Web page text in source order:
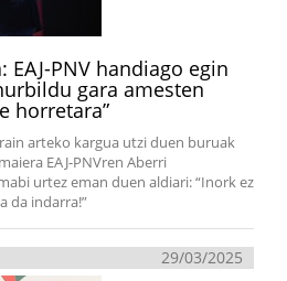
EAJ-PNV handiago egin
gara amesten
horretara”
arteko kargua utzi duen buruak
EAJ-PNVren Aberri
urtez eman duen aldiari: “Inork ez
da indarra!”
29/03/2025